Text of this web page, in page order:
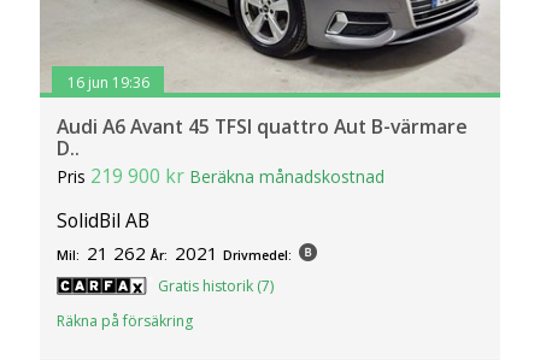
16 jun 19:36
Audi A6 Avant 45 TFSI quattro Aut B-värmare
D..
Pris 219 900 kr Beräkna månadskostnad
SolidBil AB
Mil: 21 262 År: 2021 Drivmedel:
Gratis historik (7)
Räkna på försäkring